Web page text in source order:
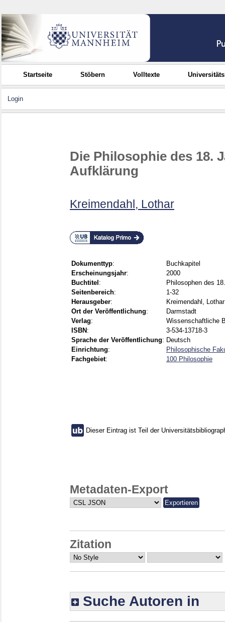
Startseite Stöbern Volltexte
Login
Die Philosophie des 18.
Aufklärung
Kreimendahl, Lothar
Dokumenttyp:
Buchkapitel
Erscheinungsjahr:
2000
Buchtitel :
Philosophen des
Seitenbereich:
1-32
Herausgeber:
Kreimendahl, Lothar
Ort der Veröffentlichung:
Darmstadt
Verlag:
Wissenschaftliche
ISBN :
3-534-13718-3
Sprache der Veröffentlichung: Deutsch
Einrichtung:
Philosophische
Fachgebiet: 100 Philosophie
Dieser Eintrag ist Teil der
Metadaten-Export
Zitation
Suche Autoren in